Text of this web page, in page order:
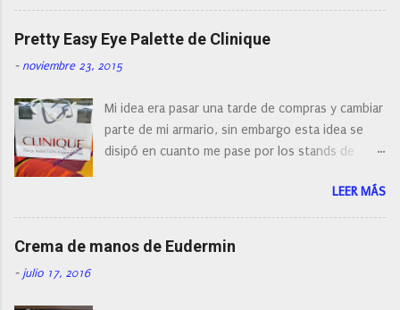
o
cepillos de rotación o de oscilación... y
naturalmente de todos los precios. Existe en la
actualidad tal variedad, que antes de hacer la
compra debemos de hacernos unas preguntas:
post os voy a dar mi opinión de porque elegí mi
cepillo facial de Clinique
Pretty Easy Eye Palette de Clinique
- noviembre 23, 2015
Mi idea era pasar una tarde de compras y cambiar
parte de mi armario, sin embargo esta idea se
disipó en cuanto me pase por los stands de
resistirse a esta paleta de colores de Clinique.
LEER MÁS
Crema de manos de Eudermin
- julio 17, 2016